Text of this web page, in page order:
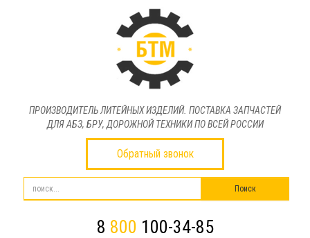
ПРОИЗВОДИТЕЛЬ ЛИТЕЙНЫХ ИЗДЕЛИЙ. ПОСТАВКА ЗАПЧАСТЕЙ
ДЛЯ АБЗ, БРУ, ДОРОЖНОЙ ТЕХНИКИ ПО ВСЕЙ РОССИИ
Обратный звонок
8 800 100-34-85